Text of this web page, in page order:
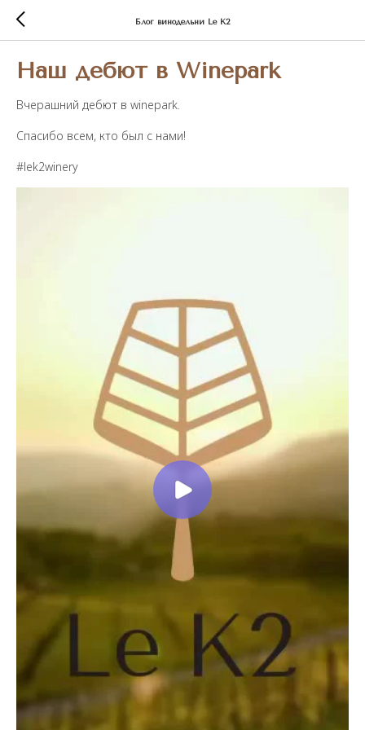
Блог винодельни Le K2
Наш дебют в Winepark
Вчерашний дебют в winepark.
Cпасибо всем, кто был с нами!
#lek2winery